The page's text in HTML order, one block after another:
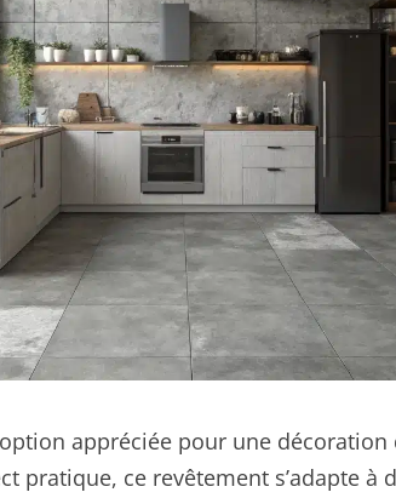
appréciée pour une
pratique, ce revêtement s’adapte à